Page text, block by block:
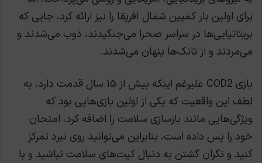
برای اولین بار کمپین شمال آفریقا را نیز ارائه کرد، جایی که
بریتانیایی‌ها در سراسر صحرا می‌جنگیدند، ذوب می‌شدند و
می‌مردند و از تانک‌ها پنهان می‌شدند.
بازی COD2 علیرغم اینکه بیش از ۱۵ سال قدمت دارد، به
لطف این واقعیت که یکی از اولین بازی‌هایی بود که
ویژگی‌هایی مانند بازسازی سلامت را اضافه کرد، امتحان
خود را پس داده است، بنابراین می‌توانید روی نبرد تمرکز
کنید و نگران گشتن به دنبال کیت‌های سلامت نباشید و با